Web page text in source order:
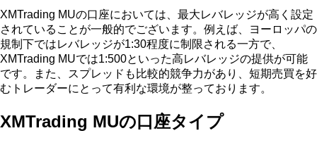
XMTrading MUの口座においては、最大レバレッジが高く設定
されていることが一般的でございます。例えば、ヨーロッパの
規制下ではレバレッジが1:30程度に制限される一方で、
XMTrading MUでは1:500といった高レバレッジの提供が可能
です。また、スプレッドも比較的競争力があり、短期売買を好
むトレーダーにとって有利な環境が整っております。
XMTrading MUの口座タイプ